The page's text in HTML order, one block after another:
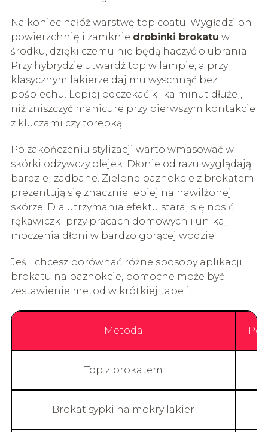
Na koniec nałóż warstwę top coatu. Wygładzi on
powierzchnię i zamknie drobinki brokatu w
środku, dzięki czemu nie będą haczyć o ubrania.
Przy hybrydzie utwardź top w lampie, a przy
klasycznym lakierze daj mu wyschnąć bez
pośpiechu. Lepiej odczekać kilka minut dłużej,
niż zniszczyć manicure przy pierwszym kontakcie
z kluczami czy torebką.
Po zakończeniu stylizacji warto wmasować w
skórki odżywczy olejek. Dłonie od razu wyglądają
bardziej zadbane. Zielone paznokcie z brokatem
prezentują się znacznie lepiej na nawilżonej
skórze. Dla utrzymania efektu staraj się nosić
rękawiczki przy pracach domowych i unikaj
moczenia dłoni w bardzo gorącej wodzie.
Jeśli chcesz porównać różne sposoby aplikacji
brokatu na paznokcie, pomocne może być
zestawienie metod w krótkiej tabeli:
Metoda
Top z brokatem
Brokat sypki na mokry lakier